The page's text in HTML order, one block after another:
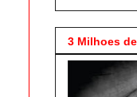
3 Milhoes